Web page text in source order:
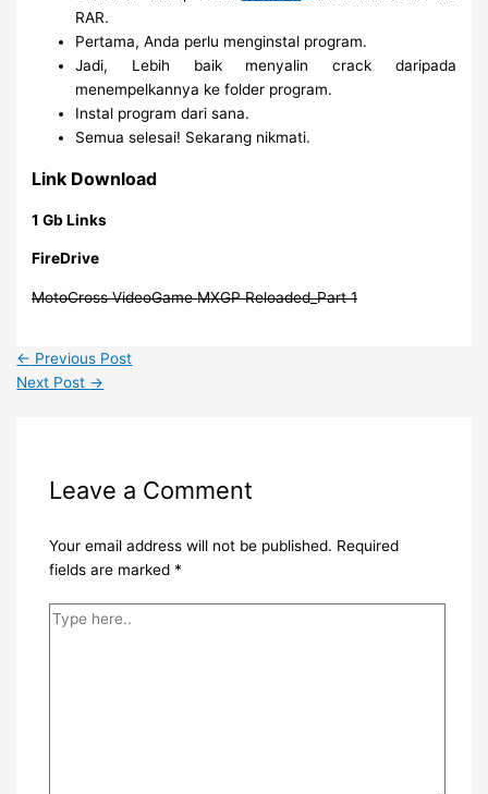
RAR.
Pertama, Anda perlu menginstal program.
Jadi, Lebih baik menyalin crack daripada
menempelkannya ke folder program.
Instal program dari sana.
Semua selesai! Sekarang nikmati.
Link Download
1 Gb Links
FireDrive
MotoCross VideoGame MXGP Reloaded_Part 1
← Previous Post
Next Post →
Leave a Comment
Your email address will not be published. Required
fields are marked *
Type